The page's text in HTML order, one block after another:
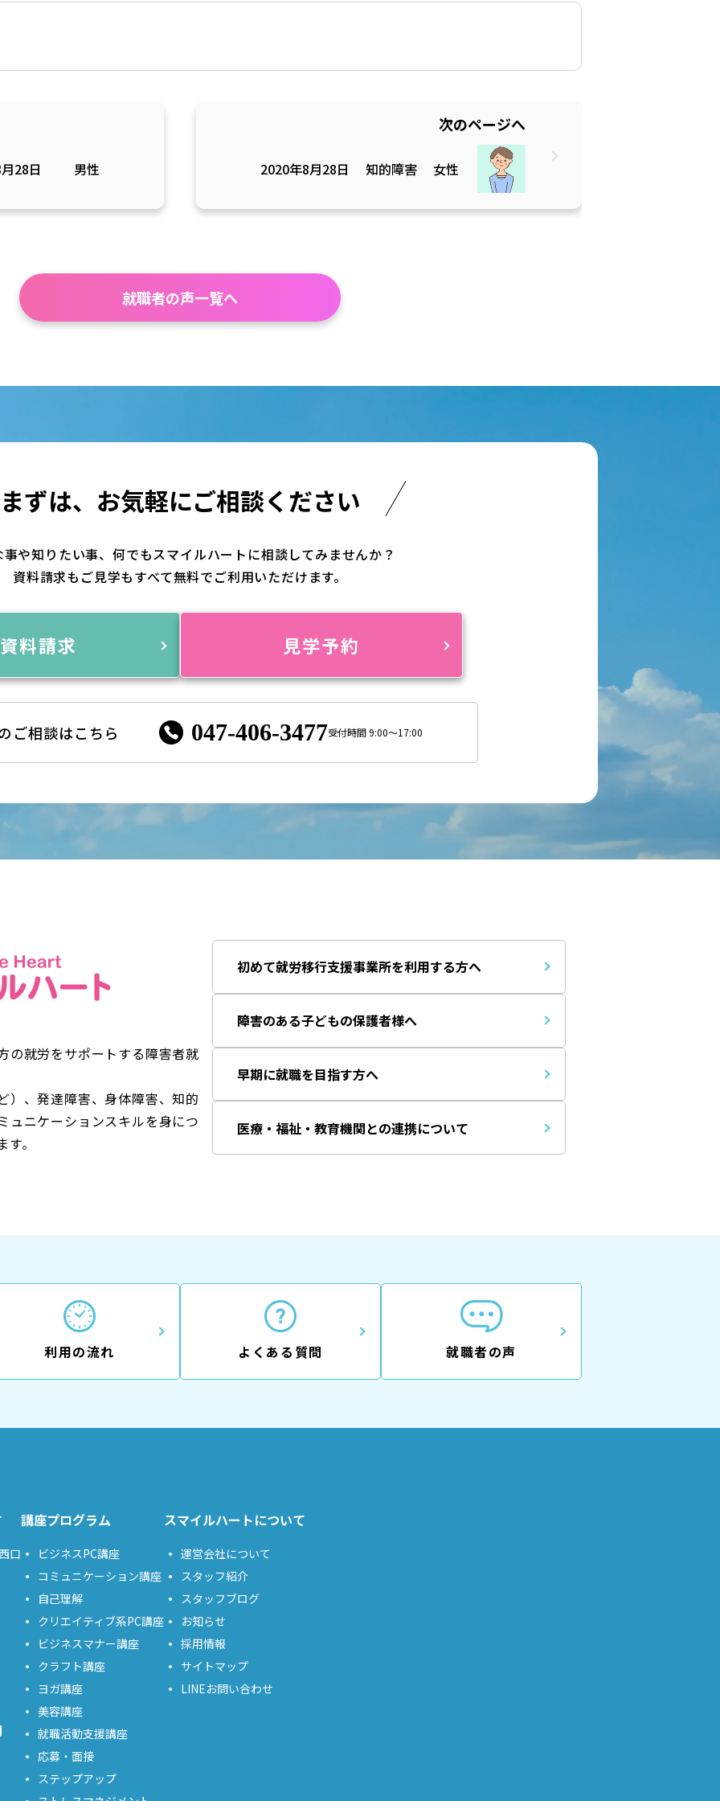
28日 男性
次のページへ
2020年8月28日 知的障害 女性
就職者の声一覧へ
まずは、 お気軽にご相談ください
事や知りたい事、何でもスマイルハートに相談してみませんか？
資料請求もご見学もすべて無料でご利用いただけます。
資料請求 見学予約
ご相談はこちら 047-406-3477受付時間 9:00～17:00
の就労をサポートする障害者就
）、発達障害、身体障害、知的
ュニケーションスキルを身につ
。
初めて就労移行支援事業所を利用する方へ
障害のある子どもの保護者様へ
早期に就職を目指す方へ
医療・福祉・教育機関との連携について
利用の流れ よくある質問 就職者の声
口
講座プログラム
ビジネスPC講座
コミュニケーション講座
自己理解
クリエイティブ系PC講座
ビジネスマナー講座
クラフト講座
ヨガ講座
美容講座
就職活動支援講座
応募・面接
ステップアップ
スマイルハートについて
運営会社について
スタッフ紹介
スタッフブログ
お知らせ
採用情報
サイトマップ
LINEお問い合わせ